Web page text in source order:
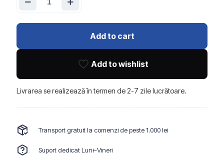
Cleme
oțel
Add to cart
Livrarea se realizează în termen de 2-7 zile lucrătoare.
Add to wishlist
Transport gratuit la comenzi de peste 1.000 lei
Suport dedicat Luni–Vineri